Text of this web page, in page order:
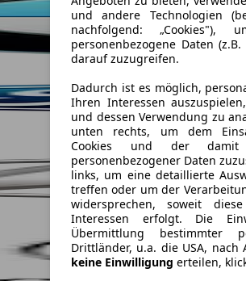
und andere Technologien
nachfolgend: „Cookies"),
personenbezogene Daten
darauf zuzugreifen.
Dadurch ist es möglich,
Ihren Interessen
und dessen Verwendung zu
unten rechts, um dem
Cookies und der damit
personenbezogener Daten
links, um eine detaillierte
treffen oder um der
widersprechen, soweit
Interessen erfolgt. Die
Übermittlung bestimmter
Drittländer, u.a. die USA, nach
keine Einwilligung erteilen,